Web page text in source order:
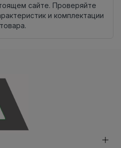
сайте. Проверяйте
и комплектации